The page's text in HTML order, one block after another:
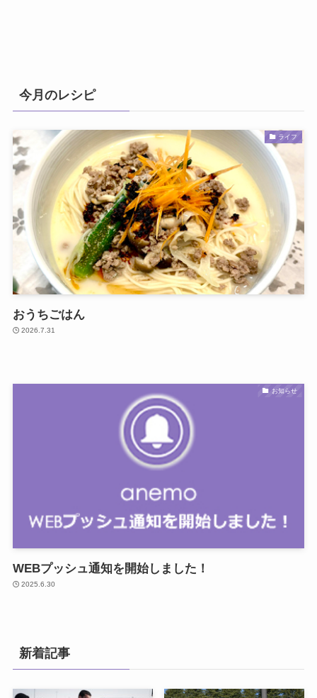
今月のレシピ
ライフ
おうちごはん
2026.7.31
お知らせ
WEBプッシュ通知を開始しました！
2025.6.30
新着記事